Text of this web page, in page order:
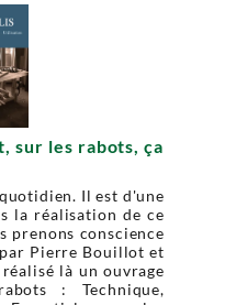
sur les rabots, ça
Il est d'une
la réalisation de ce
prenons conscience
Pierre Bouillot et
là un ouvrage
: Technique,